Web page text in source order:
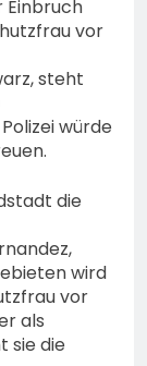
Einbruch
vor
steht
würde
die
wird
vor
als
sie die